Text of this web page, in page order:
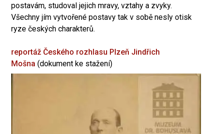
postavám, studoval jejich mravy, vztahy a zvyky.
Všechny jím vytvořené postavy tak v sobě nesly otisk
ryze českých charakterů.
reportáž Českého rozhlasu Plzeň Jindřich
Mošna (dokument ke stažení)